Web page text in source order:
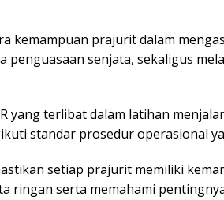
kemampuan prajurit dalam
senjata, sekaligus
yang terlibat dalam latihan
standar prosedur operasional
setiap prajurit memiliki
ringan serta memahami